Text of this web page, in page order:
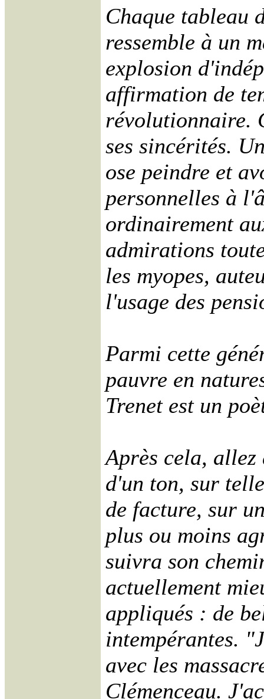
Chaque tableau
ressemble à un
explosion
affirmation de
révolutionnaire.
ses sincérités.
ose peindre et
personnelles à
ordinairement
admirations
les myopes,
l'usage des
Parmi cette
pauvre en
Trenet est un
Après cela, allez
d'un ton, sur
de facture, sur
plus ou moins
suivra son
actuellement
appliqués : de
intempérantes.
avec les
Clémenceau.